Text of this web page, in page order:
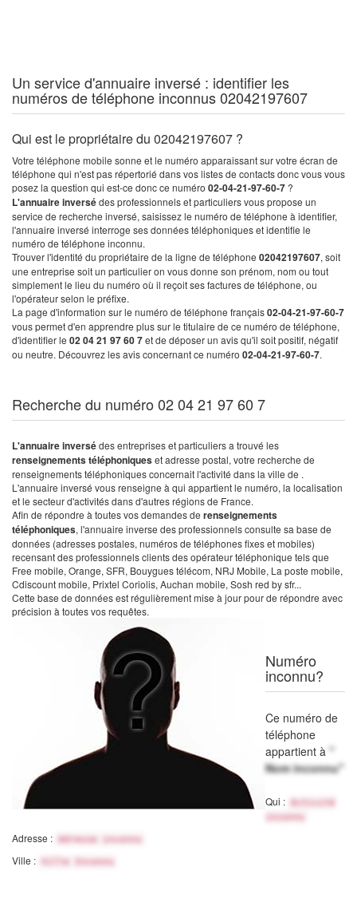
Un service d'annuaire inversé : identifier les
numéros de téléphone inconnus 02042197607
Qui est le propriétaire du 02042197607 ?
Votre téléphone mobile sonne et le numéro apparaissant sur votre écran de
téléphone qui n'est pas répertorié dans vos listes de contacts donc vous vous
posez la question qui est-ce donc ce numéro 02-04-21-97-60-7 ?
L'annuaire inversédes professionnels et particuliers vous propose un
service de recherche inversé, saisissez le numéro de téléphone à identifier,
l'annuaire inversé interroge ses données téléphoniques et identifie le
numéro de téléphone inconnu.
Trouver l'identité du propriétaire de la ligne de téléphone 02042197607, soit
une entreprise soit un particulier on vous donne son prénom, nom ou tout
simplement le lieu du numéro où il reçoit ses factures de téléphone, ou
l'opérateur selon le préfixe.
La page d'information sur le numéro de téléphone français02-04-21-97-60-7
vous permet d'en apprendre plus sur le titulaire de ce numéro de téléphone,
d'identifier le 02 04 21 97 60 7et de déposer un avis qu'il soit positif, négatif
ou neutre. Découvrez les avis concernant ce numéro 02-04-21-97-60-7.
Recherche du numéro 02 04 21 97 60 7
L'annuaire inversédes entreprises et particuliers a trouvé les
renseignements téléphoniqueset adresse postal, votre recherche de
renseignements téléphoniques concernait l'activité dans la ville de .
L'annuaire inversé vous renseigne à qui appartient le numéro, la localisation
et le secteur d'activités dans d'autres régions de France.
Afin de répondre à toutes vos demandes de renseignements
téléphoniques, l'annuaire inverse des professionnels consulte sa base de
données (adresses postales, numéros de téléphones fixes et mobiles)
recensant des professionnels clients des opérateur téléphonique tels que
Free mobile, Orange, SFR, Bouygues télécom, NRJ Mobile, La poste mobile,
Cdiscount mobile, Prixtel Coriolis, Auchan mobile, Sosh red by sfr...
Cette base de données est régulièrement mise à jour pour de répondre avec
précision à toutes vos requêtes.
Numéro
inconnu?
Ce numéro de
téléphone
appartient à "
Nom inconnu"
Qui :
Activité
inconnu
Adresse : Adresse inconnu
Ville : Ville Inconnu